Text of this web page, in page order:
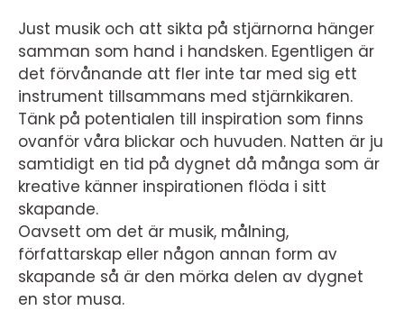
Just musik och att sikta på stjärnorna hänger
samman som hand i handsken. Egentligen är
det förvånande att fler inte tar med sig ett
instrument tillsammans med stjärnkikaren.
Tänk på potentialen till inspiration som finns
ovanför våra blickar och huvuden. Natten är ju
samtidigt en tid på dygnet då många som är
kreative känner inspirationen flöda i sitt
skapande.
Oavsett om det är musik, målning,
författarskap eller någon annan form av
skapande så är den mörka delen av dygnet
en stor musa.